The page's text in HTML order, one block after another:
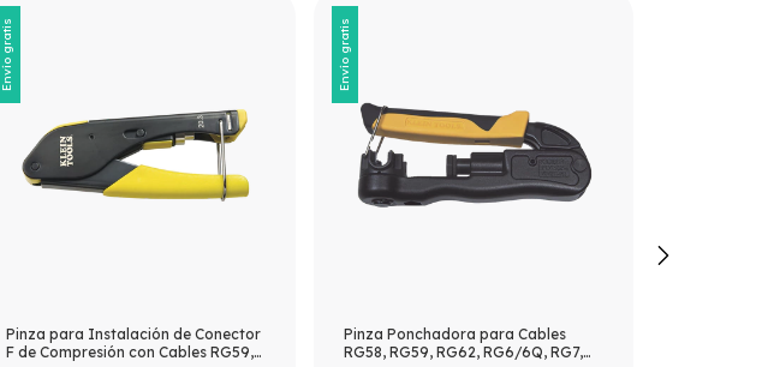
Envío gratis
Pinza para Instalación de Conector
F de Compresión con Cables RG59,
Envío gratis
Pinza Ponchadora para Cables
RG58, RG59, RG62, RG6/6Q, RG7,